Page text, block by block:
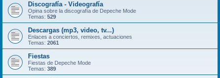
Discografía - Videografía
Opina sobre la discografía de Depeche Mode
Temas: 529
Descargas (mp3, video, tv...)
Enlaces a conciertos, remixes, actuaciones
Temas: 2061
Fiestas
Fiestas de Depeche Mode
Temas: 389